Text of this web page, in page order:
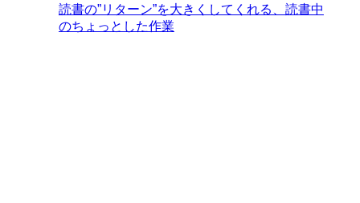
読書の”リターン”を大きくしてくれる、読書中
のちょっとした作業